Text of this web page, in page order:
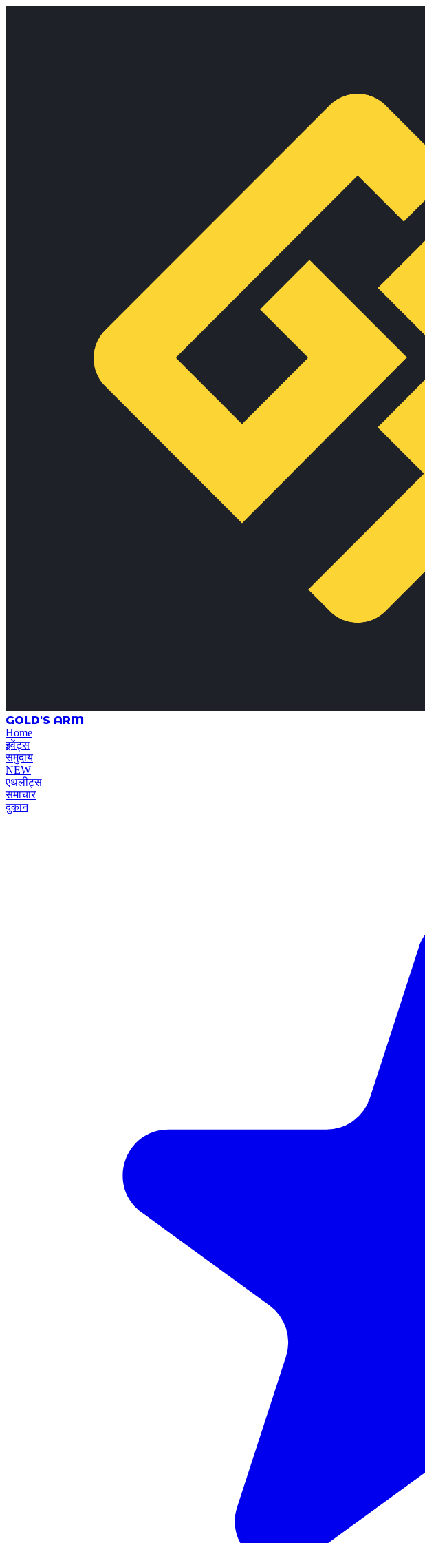
GOLD'S ARM
Home
इवेंट्स
समुदाय
NEW
एथलीट्स
समाचार
दुकान